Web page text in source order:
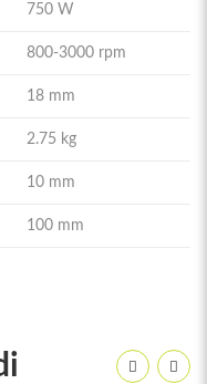
750 W
800-3000 rpm
18 mm
2.75 kg
10 mm
100 mm